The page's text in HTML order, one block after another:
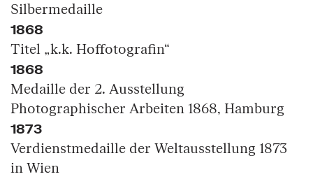
Silbermedaille
1868
Titel „k.k. Hoffotografin“
1868
Medaille der 2. Ausstellung
Photographischer Arbeiten 1868, Hamburg
1873
Verdienstmedaille der Weltausstellung 1873
in Wien